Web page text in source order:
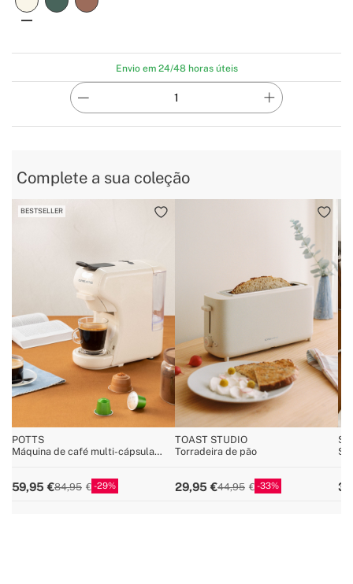
Envio em 24/48 horas úteis
Complete a sua coleção
BESTSELLER
POTTS
Máquina de café multi-cápsula
59,95 84,95 29
TOAST STUDIO
Torradeira de pão
29,95 44,95 33